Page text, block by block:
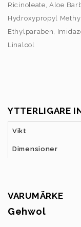
Ricinoleate, Aloe
Hydroxypropyl
Ethylparaben,
Linalool
YTTERLIGARE
Vikt
Dimensioner
VARUMÄRKE
Gehwol